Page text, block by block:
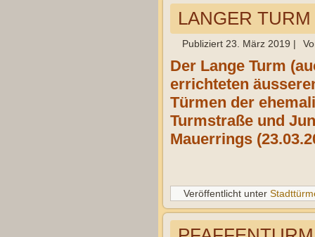
LANGER TURM
Publiziert 23. März 2019 |
Der Lange Turm
errichteten
Türmen der
Turmstraße und
Mauerrings
Veröffentlicht unter